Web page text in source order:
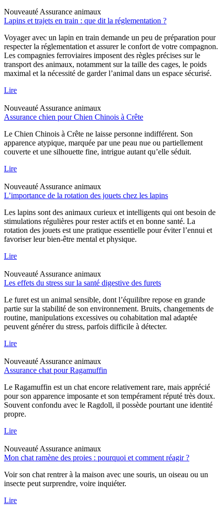
Nouveauté Assurance animaux
Lapins et trajets en train : que dit la réglementation ?
Voyager avec un lapin en train demande un peu de préparation pour
respecter la réglementation et assurer le confort de votre compagnon.
Les compagnies ferroviaires imposent des règles précises sur le
transport des animaux, notamment sur la taille des cages, le poids
maximal et la nécessité de garder l’animal dans un espace sécurisé.
Lire
Nouveauté Assurance animaux
Assurance chien pour Chien Chinois à Crête
Le Chien Chinois à Crête ne laisse personne indifférent. Son
apparence atypique, marquée par une peau nue ou partiellement
couverte et une silhouette fine, intrigue autant qu’elle séduit.
Lire
Nouveauté Assurance animaux
L’importance de la rotation des jouets chez les lapins
Les lapins sont des animaux curieux et intelligents qui ont besoin de
stimulations régulières pour rester actifs et en bonne santé. La
rotation des jouets est une pratique essentielle pour éviter l’ennui et
favoriser leur bien-être mental et physique.
Lire
Nouveauté Assurance animaux
Les effets du stress sur la santé digestive des furets
Le furet est un animal sensible, dont l’équilibre repose en grande
partie sur la stabilité de son environnement. Bruits, changements de
routine, manipulations excessives ou cohabitation mal adaptée
peuvent générer du stress, parfois difficile à détecter.
Lire
Nouveauté Assurance animaux
Assurance chat pour Ragamuffin
Le Ragamuffin est un chat encore relativement rare, mais apprécié
pour son apparence imposante et son tempérament réputé très doux.
Souvent confondu avec le Ragdoll, il possède pourtant une identité
propre.
Lire
Nouveauté Assurance animaux
Mon chat ramène des proies : pourquoi et comment réagir ?
Voir son chat rentrer à la maison avec une souris, un oiseau ou un
insecte peut surprendre, voire inquiéter.
Lire